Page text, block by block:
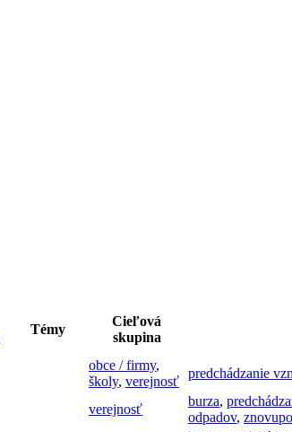
Témy
Cieľová
skupina
obce / firmy,
školy, verejnosť
predchádzanie
verejnosť
burza,
odpadov,